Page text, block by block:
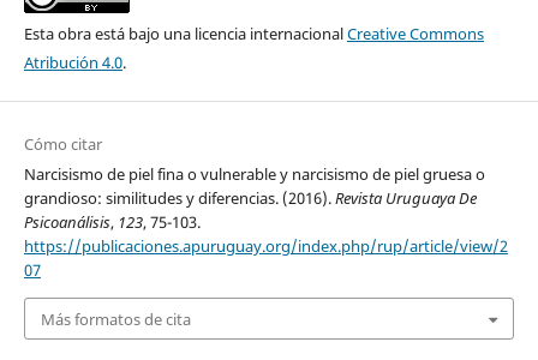
Esta obra está bajo una licencia internacionalCreative Commons
Atribución 4.0.
Cómo citar
Narcisismo de piel fina o vulnerable y narcisismo de piel gruesa o
grandioso: similitudes y diferencias. (2016).Revista Uruguaya De
Psicoanálisis, 123, 75-103.
https://publicaciones.apuruguay.org/index.php/rup/article/view/2
07
Más formatos de cita